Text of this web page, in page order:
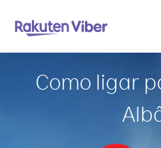
Como ligar